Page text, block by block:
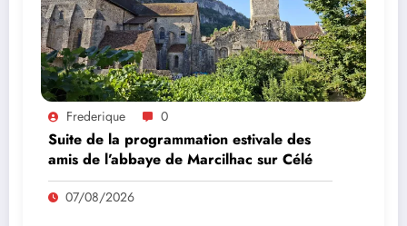
Frederique 0
Suite de la programmation estivale des
amis de l’abbaye de Marcilhac sur Célé
07/08/2026